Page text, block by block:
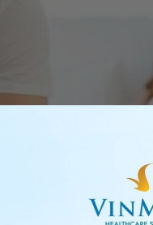
trong việc chẩn đoán bệnh